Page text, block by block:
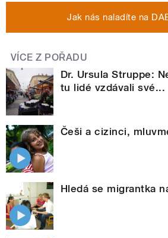
Jak nás naladíte na
VÍCE Z POŘADU
Dr. Ursula Struppe:
tu lidé vzdávali své...
Češi a cizinci,
Hledá se migrantka